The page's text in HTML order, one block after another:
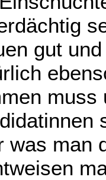
gut
muss
was man